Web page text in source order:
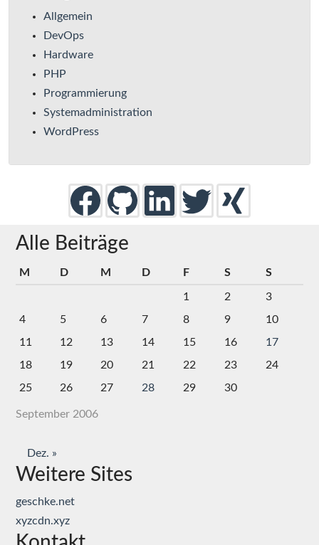
Allgemein
DevOps
Hardware
PHP
Programmierung
Systemadministration
WordPress
Alle Beiträge
September 2006
M D M D F S S
1 2
3
4
5 6 7 8 9
10
11
12 13 14 15 16
17
18
19 20 21 22 23
24
25
26 27 28 29 30
Dez. »
Weitere Sites
geschke.net
xyzcdn.xyz